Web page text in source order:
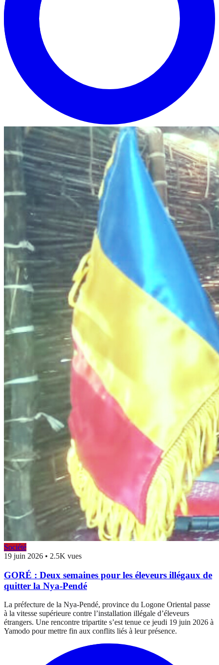
Société
19 juin 2026 • 2.5K vues
GORÉ : Deux semaines pour les éleveurs illégaux de
quitter la Nya-Pendé
La préfecture de la Nya-Pendé, province du Logone Oriental passe
à la vitesse supérieure contre l’installation illégale d’éleveurs
étrangers. Une rencontre tripartite s’est tenue ce jeudi 19 juin 2026 à
Yamodo pour mettre fin aux conflits liés à leur présence.